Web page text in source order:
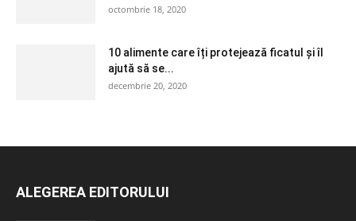
octombrie 18, 2020
10 alimente care îți protejează ficatul și îl
ajută să se...
decembrie 20, 2020
ALEGEREA EDITORULUI